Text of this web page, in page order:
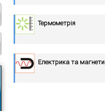
Термометрія
Електрика та